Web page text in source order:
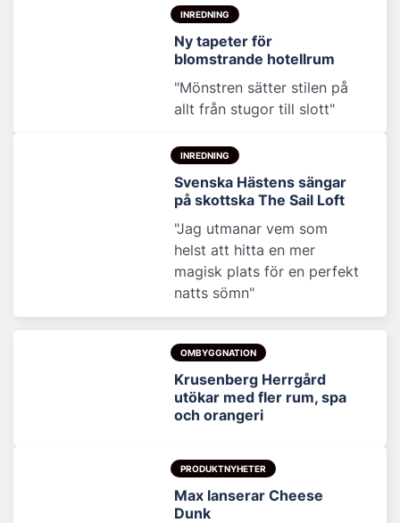
INREDNING
Ny tapeter för
blomstrande hotellrum
"Mönstren sätter stilen på
allt från stugor till slott"
INREDNING
Svenska Hästens sängar
på skottska The Sail Loft
"Jag utmanar vem som
helst att hitta en mer
magisk plats för en perfekt
natts sömn"
OMBYGGNATION
Krusenberg Herrgård
utökar med fler rum, spa
och orangeri
PRODUKTNYHETER
Max lanserar Cheese
Dunk